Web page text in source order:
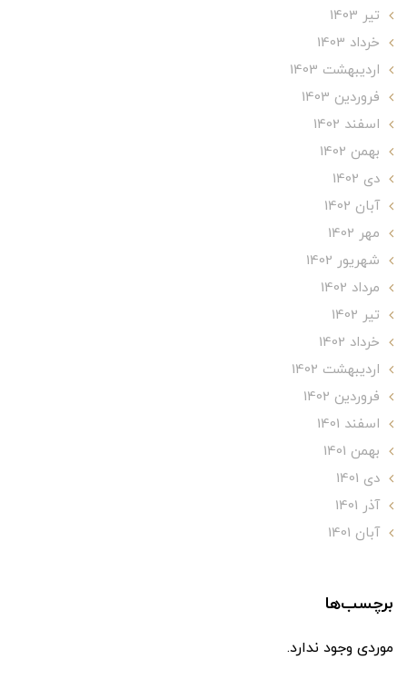
تير 1403
خرداد 1403
ارديبهشت 1403
فروردین 1403
اسفند 1402
بهمن 1402
دی 1402
آبان 1402
مهر 1402
شهریور 1402
مرداد 1402
تير 1402
خرداد 1402
ارديبهشت 1402
فروردین 1402
اسفند 1401
بهمن 1401
دی 1401
آذر 1401
آبان 1401
برچسب‌ها
موردی وجود ندارد.